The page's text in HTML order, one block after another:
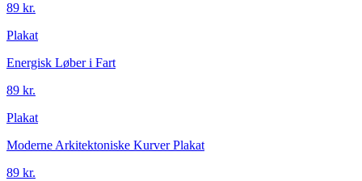
89 kr.
Plakat
Energisk Løber i Fart
89 kr.
Plakat
Moderne Arkitektoniske Kurver Plakat
89 kr.